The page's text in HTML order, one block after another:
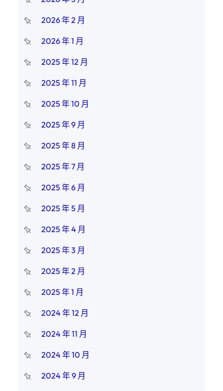
2026 年 2 月
2026 年 1 月
2025 年 12 月
2025 年 11 月
2025 年 10 月
2025 年 9 月
2025 年 8 月
2025 年 7 月
2025 年 6 月
2025 年 5 月
2025 年 4 月
2025 年 3 月
2025 年 2 月
2025 年 1 月
2024 年 12 月
2024 年 11 月
2024 年 10 月
2024 年 9 月